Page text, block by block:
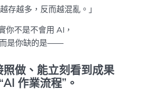
存越多，反而越混亂。」
你不是不會用 AI，
是你缺的是——
照做、能立刻看到成果
作業流程”。